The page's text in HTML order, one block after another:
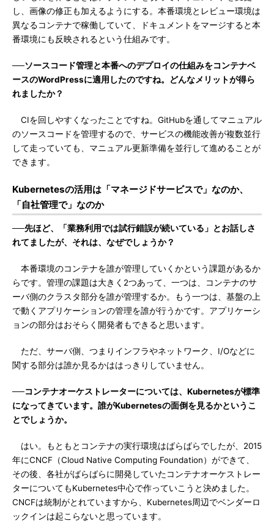
し、画像の修正も加えるようにする。本番環境とレビュー環境は
異なるコンテナで稼働していて、ドキュメントをマージすると本
番環境にも反映されるという仕組みです。
──ソースコード管理と本番へのデプロイの仕組みをコンテナベ
ースのWordPressに適用したのですね。どんなメリットが得ら
れましたか？
CIを回しやすくなったことですね。GitHubを通してマニュアル
のソースコードを管理するので、サービスの機能改善が複数並行
して走っていても、マニュアル更新準備を並行して進めることが
できます。
Kubernetesの活用は「マネージドサービスで」なのか、
「自社管理で」なのか
──先ほど、「業務利用では試行錯誤が続いている」とお話しさ
れてましたが、それは、なぜでしょうか？
本番環境のコンテナを誰が管理していくかという課題があるか
らです。管理の課題は大きく2つあって、一つは、コンテナのサ
ーバ側のクラスタ部分を誰が管理するか。もう一つは、基盤の上
で動くアプリケーションの管理を誰が行うかです。アプリケーシ
ョンの部分はおそらく開発者もできると思います。
ただ、サーバ側、つまりインフラやネットワーク、I/Oなどに
関する部分は誰か見るかははっきりしていません。
──コンテナオーケストレーターについては、Kubernetesが標準
になってきています。誰がKubernetesの面倒を見るかというこ
とでしょうか。
はい。もともとコンテナの実行環境はばらばらでしたが、2015
年にCNCF（Cloud Native Computing Foundation）ができて、
その後、各社がばらばらに開発していたコンテナオーケストレー
ターについてもKubernetes中心で作っていこうと決めました。
CNCFは統制がとれていますから、Kubernetes周辺でベンダーロ
ックインは起こらないと思っています。